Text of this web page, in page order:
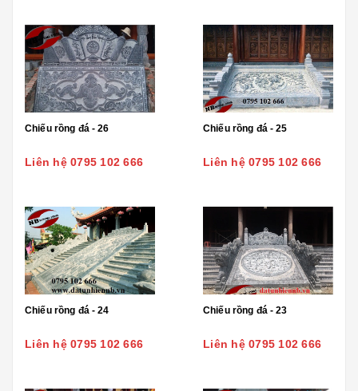
Chiếu rồng đá - 26
Liên hệ 0795 102 666
Chiếu rồng đá - 25
Liên hệ 0795 102 666
Chiếu rồng đá - 24
Liên hệ 0795 102 666
Chiếu rồng đá - 23
Liên hệ 0795 102 666